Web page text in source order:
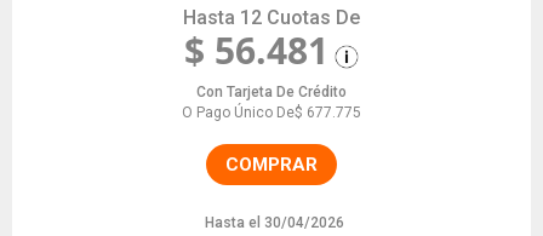
Hasta 12 Cuotas De
$ 56.481
Con Tarjeta De Crédito
O Pago Único De$ 677.775
COMPRAR
Hasta el 30/04/2026